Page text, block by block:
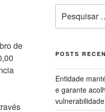
de
por:
POSTS
Entidade
e garante
vulnerabilidade